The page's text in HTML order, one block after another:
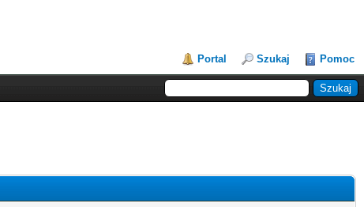
Portal Szukaj Pomoc